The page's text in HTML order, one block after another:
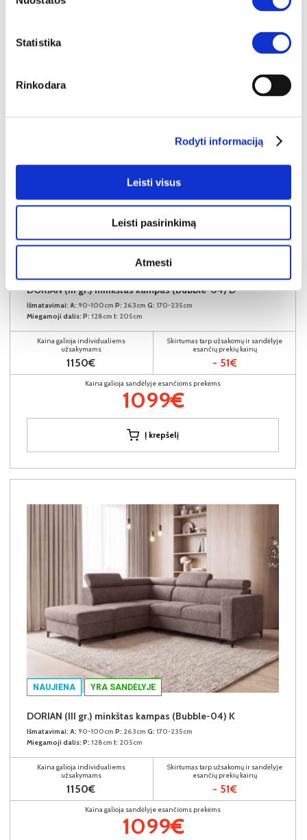
Statistika
Rinkodara
Rodyti informaciją
Leisti visus
Leisti pasirinkimą
Atmesti
YRA SANDĖLYJE
DORIAN (III gr.) minkštas kampas (Bubble-04) D
Išmatavimai: A: 90-100cm P: 263cm G: 170-235cm
Miegamoji dalis: P: 128cm I: 205cm
Kaina galioja individualiems
užsakymams
1150€
Skirtumas tarp užsakomų ir sandėlyje
esančių prekių kainų
- 51€
Kaina galioja sandėlyje esančioms prekėms
1099€
Į krepšelį
NAUJIENA YRA SANDĖLYJE
DORIAN (III gr.) minkštas kampas (Bubble-04) K
Išmatavimai: A: 90-100cm P: 263cm G: 170-235cm
Miegamoji dalis: P: 128cm I: 205cm
Kaina galioja individualiems
užsakymams
1150€
Skirtumas tarp užsakomų ir sandėlyje
esančių prekių kainų
- 51€
Kaina galioja sandėlyje esančioms prekėms
1099€